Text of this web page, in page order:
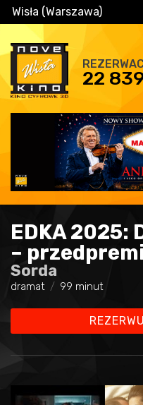
Wisła (Warszawa)
22
EDKA 2025:
–
Sorda
dramat 99 minut